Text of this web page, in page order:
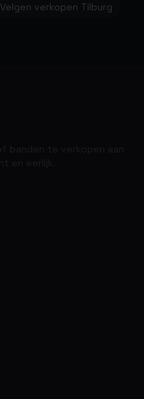
Velgen verkopen Tilburg